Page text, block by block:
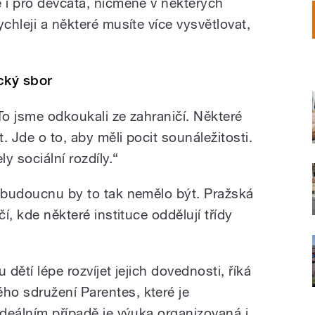
pro děvčata, nicméně v některých
a některé musíte více vysvětlovat,
sbor
jsme odkoukali ze zahraničí. Některé
Jde o to, aby měli pocit sounáležitosti.
sociální rozdíly.“
by to tak nemělo být. Pražská
kde některé instituce oddělují třídy
dětí lépe rozvíjet jejich dovednosti, říká
sdružení Parentes, které je